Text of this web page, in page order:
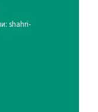
shahri-